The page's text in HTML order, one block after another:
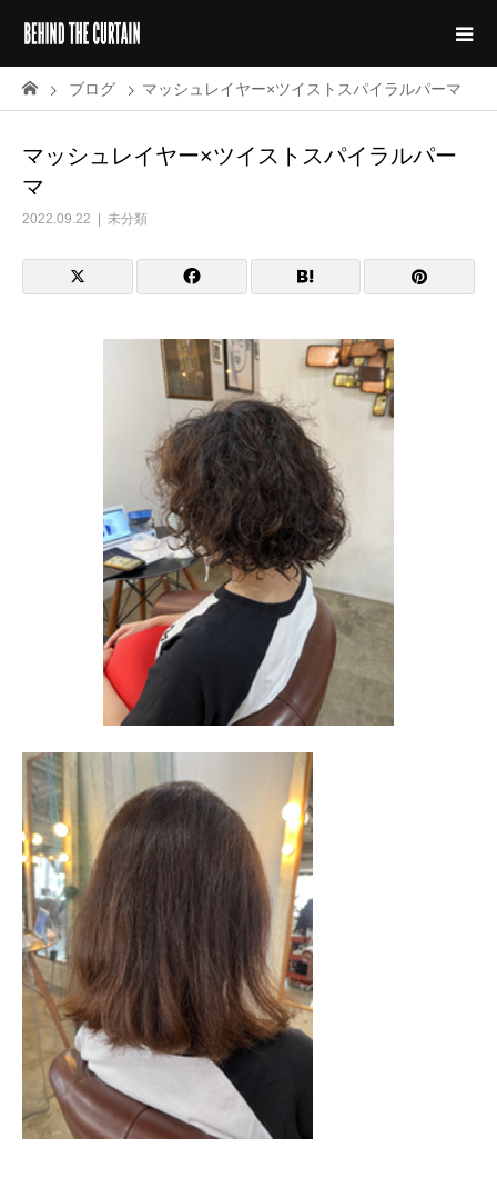
ブログ マッシュレイヤー×ツイストスパイラルパーマ
マッシュレイヤー×ツイストスパイラルパー
マ
2022.09.22 未分類